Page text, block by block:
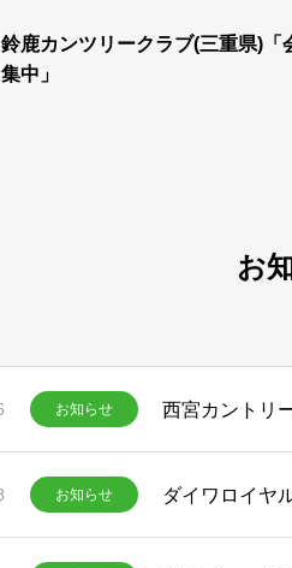
鈴鹿カンツリークラブ(三重県)「
集中」
お
お知らせ 西宮カントリ
お知らせ ダイワロイヤ